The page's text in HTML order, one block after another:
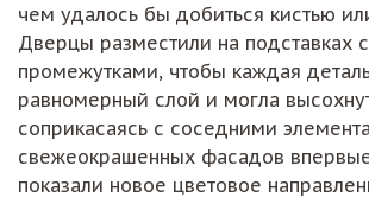
чем удалось бы добиться кистью
Дверцы разместили на подставках с
промежутками, чтобы каждая
равномерный слой и могла
соприкасаясь с соседними
свежеокрашенных фасадов
показали новое цветовое